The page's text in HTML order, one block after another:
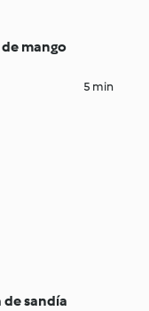
mango
5 min
de sandía